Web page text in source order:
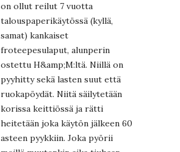
on ollut reilut 7 vuotta
talouspaperikäytössä (kyllä,
samat) kankaiset
froteepesulaput, alunperin
ostettu H&amp;M:ltä. Niillä on
pyyhitty sekä lasten suut että
ruokapöydät. Niitä säilytetään
korissa keittiössä ja rätti
heitetään joka käytön jälkeen 60
asteen pyykkiin. Joka pyörii